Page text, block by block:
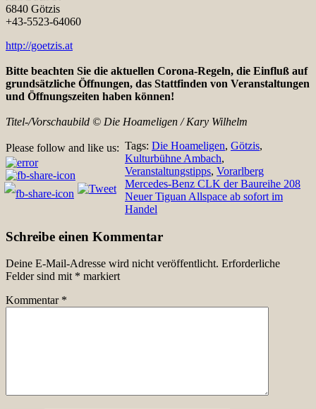
6840 Götzis
+43-5523-64060
http://goetzis.at
Bitte beachten Sie die aktuellen Corona-Regeln, die Einfluß auf
grundsätzliche Öffnungen, das Stattfinden von Veranstaltungen
und Öffnungszeiten haben können!
Titel-/Vorschaubild © Die Hoameligen / Kary Wilhelm
Please follow and like us: Tags: Die Hoameligen, Götzis,
Kulturbühne Ambach,
Veranstaltungstipps, Vorarlberg
BeitragsnavigationMercedes-Benz CLK der Baureihe 208
Neuer Tiguan Allspace ab sofort im
Handel
Schreibe einen Kommentar
Deine E-Mail-Adresse wird nicht veröffentlicht. Erforderliche
Felder sind mit * markiert
Kommentar *